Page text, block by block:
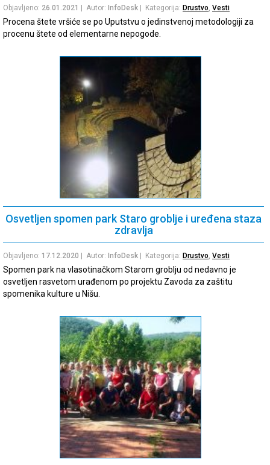
Objavljeno: 26.01.2021 | Autor: InfoDesk | Kategorija: Drustvo, Vesti
Procena štete vršiće se po Uputstvu o jedinstvenoj metodologiji za
procenu štete od elementarne nepogode.
Osvetljen spomen park Staro groblje i uređena staza
zdravlja
Objavljeno: 17.12.2020 | Autor: InfoDesk | Kategorija: Drustvo, Vesti
Spomen park na vlasotinačkom Starom groblju od nedavno je
osvetljen rasvetom urađenom po projektu Zavoda za zaštitu
spomenika kulture u Nišu.